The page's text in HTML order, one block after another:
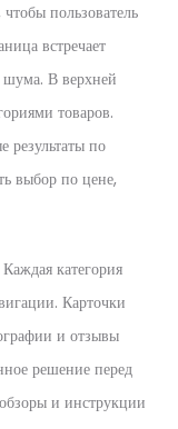
пользователь
встречает
шума. В верхней
товаров.
результаты по
выбор по цене,
категория
Карточки
и отзывы
решение перед
и инструкции